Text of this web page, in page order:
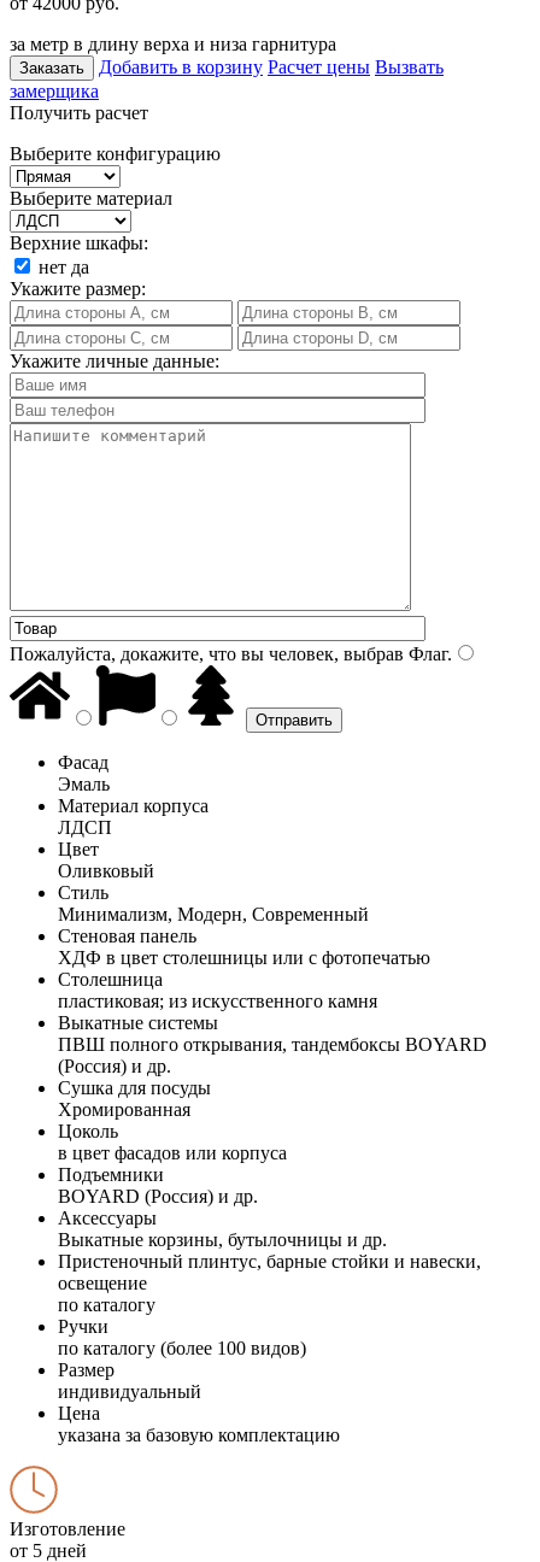
за метр в длину верха и низа гарнитура
Заказать Добавить в корзину Расчет цены Вызвать
замерщика
Получить расчет
Выберите конфигурацию
Выберите материал
Верхние шкафы:
нет да
Укажите размер:
Укажите личные данные:
Пожалуйста, докажите, что вы человек, выбрав Флаг.
Фасад
Эмаль
Материал корпуса
ЛДСП
Цвет
Оливковый
Стиль
Минимализм, Модерн, Современный
Стеновая панель
ХДФ в цвет столешницы или с фотопечатью
Столешница
пластиковая; из искусственного камня
Выкатные системы
ПВШ полного открывания, тандембоксы BOYARD
(Россия) и др.
Сушка для посуды
Хромированная
Цоколь
в цвет фасадов или корпуса
Подъемники
BOYARD (Россия) и др.
Аксессуары
Выкатные корзины, бутылочницы и др.
Пристеночный плинтус, барные стойки и навески,
освещение
по каталогу
Ручки
по каталогу (более 100 видов)
Размер
индивидуальный
Цена
указана за базовую комплектацию
Изготовление
от 5 дней